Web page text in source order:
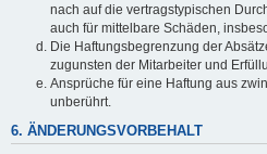
nach auf die vertragstypischen
auch für mittelbare Schäden,
Die Haftungsbegrenzung der
zugunsten der Mitarbeiter und
Ansprüche für eine Haftung aus
unberührt.
6. ÄNDERUNGSVORBEHALT